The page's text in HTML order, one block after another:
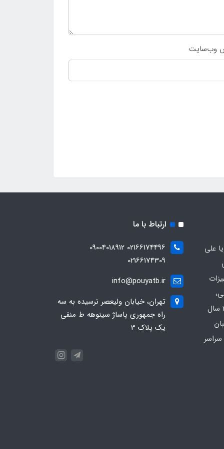
وب‌سایت
علی
بیمارستانی و کلینیکی با بیش از 20 سال
ارتباط با ما
02166174496 09004018912
02166174309
info@pouyatb.ir
تهران، خیابان ولیعصر نرسیده به سه
راه جمهوری پاساژ سینوهه ط منفی
یک پلاک 3